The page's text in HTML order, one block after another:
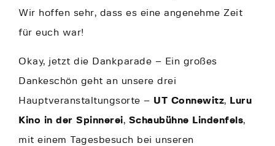
Wir hoffen sehr, dass es eine angenehme Zeit
für euch war!
Okay, jetzt die Dankparade – Ein großes
Dankeschön geht an unsere drei
Hauptveranstaltungsorte – UT Connewitz,
Luru
Kino in der Spinnerei, Schaubühne Lindenfels,
mit einem Tagesbesuch bei unseren